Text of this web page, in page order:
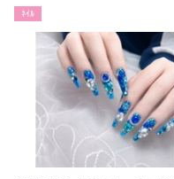
ﾈｲﾙ